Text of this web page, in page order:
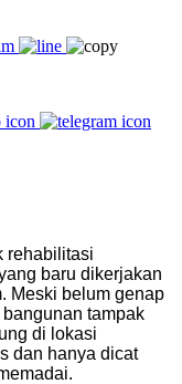
rehabilitasi
baru dikerjakan
Meski belum genap
tampak
di lokasi
dan hanya dicat